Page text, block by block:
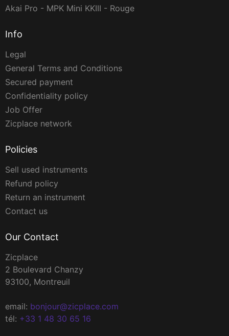
Akai Pro - MPK Mini KKIII - Rouge
Info
Legal
General Terms and Conditions
Secured payment
Confidentiality policy
Job Offer
Zicplace network
Policies
Sell used instruments
Refund policy
Return an instrument
Contact us
Our Contact
Zicplace
2 Boulevard Chanzy
93100, Montreuil
email: bonjour@zicplace.com
tél: +33 1 48 30 65 16